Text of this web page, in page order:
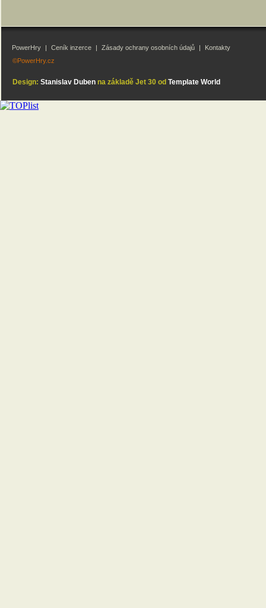
PowerHry | Ceník inzerce | Zásady ochrany osobních údajů |
Kontakty
©PowerHry.cz
Design: Stanislav Dubenna základě Jet 30 od Template World